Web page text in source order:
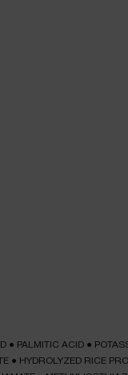
● PALMITIC ACID ●
● HYDROLYZED RICE